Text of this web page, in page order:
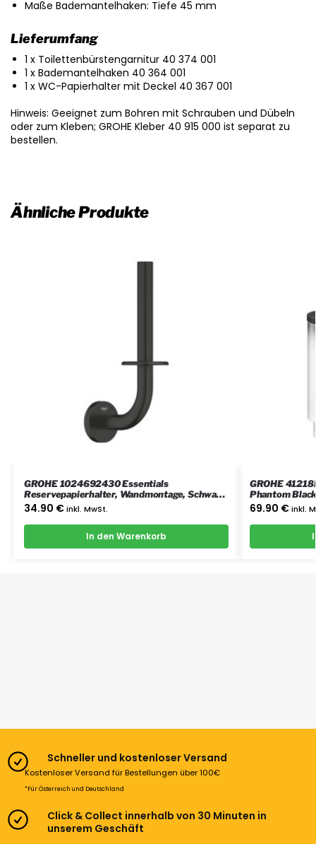
Maße Bademantelhaken: Tiefe 45 mm
Lieferumfang
1 x Toilettenbürstengarnitur 40 374 001
1 x Bademantelhaken 40 364 001
1 x WC-Papierhalter mit Deckel 40 367 001
Hinweis: Geeignet zum Bohren mit Schrauben und Dübeln
oder zum Kleben; GROHE Kleber 40 915 000 ist separat zu
bestellen.
Ähnliche Produkte
GROHE 1024692430 Essentials
Reservepapierhalter, Wandmontage, Schwarz
– Matt Black
34.90 € inkl. MwSt.
In den Warenkorb
GROHE
Phantom
69.90 € inkl.
Schneller und kostenloser Versand
Kostenloser Versand für Bestellungen über 100€
*Für Österreich und Deutschland
Click & Collect innerhalb von 30 Minuten in
unserem Geschäft